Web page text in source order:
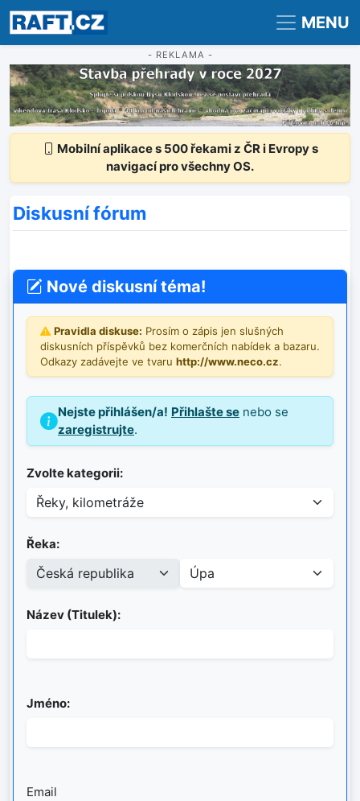
Registrace Přihlášení MENU
- REKLAMA -
Mobilní aplikace s 500 řekami z ČR i Evropy s
navigací pro všechny OS.
Diskusní fórum
Nové diskusní téma!
Pravidla diskuse: Prosím o zápis jen slušných
diskusních příspěvků bez komerčních nabídek a bazaru.
Odkazy zadávejte ve tvaru http://www.neco.cz.
Nejste přihlášen/a! Přihlašte se nebo se
zaregistrujte.
Zvolte kategorii:
Řeka:
Název (Titulek):
Jméno:
Email